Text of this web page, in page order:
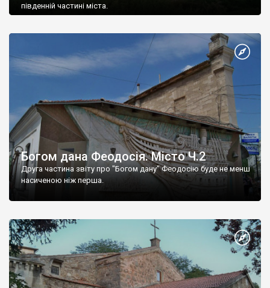
південній частині міста.
Богом дана Феодосія. Місто Ч.2
Друга частина звіту про "Богом дану" Феодосію буде не менш
насиченою ніж перша.